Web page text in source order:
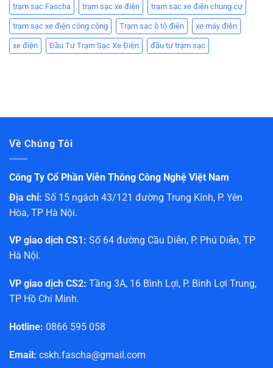
trạm sạc Fascha trạm sạc xe điện trạm sạc xe điện chung cư
trạm sạc xe điện công cộng Trạm sạc ô tô điện xe máy điện
xe điện Đầu Tư Trạm Sạc Xe Điện đầu tư trạm sạc
Về Chúng Tôi
Công Ty Cổ Phần Viễn Thông Công Nghệ Việt Nam
Địa chỉ: Số 15 ngách 43/121 đường Trung Kính, P. Yên
Hòa, TP Hà Nội.
VP giao dịch CS1: Số 64 đường Cầu Diễn, P. Phú Diễn, TP
Hà Nội.
VP giao dịch CS2: Tầng 3A, 16 Bình Lợi, P. Bình Lợi Trung,
TP Hồ Chí Minh.
Hotline: 0866 595 058
Email: cskh.fascha@gmail.com